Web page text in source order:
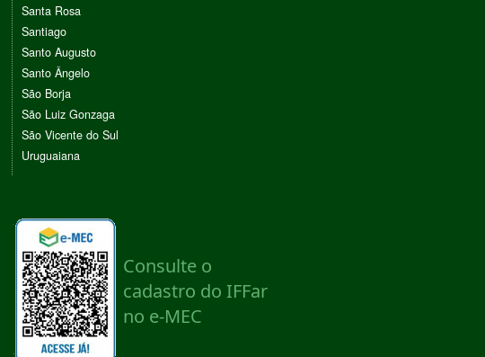
Santa Rosa
Santiago
Santo Augusto
Santo Ângelo
São Borja
São Luiz Gonzaga
São Vicente do Sul
Uruguaiana